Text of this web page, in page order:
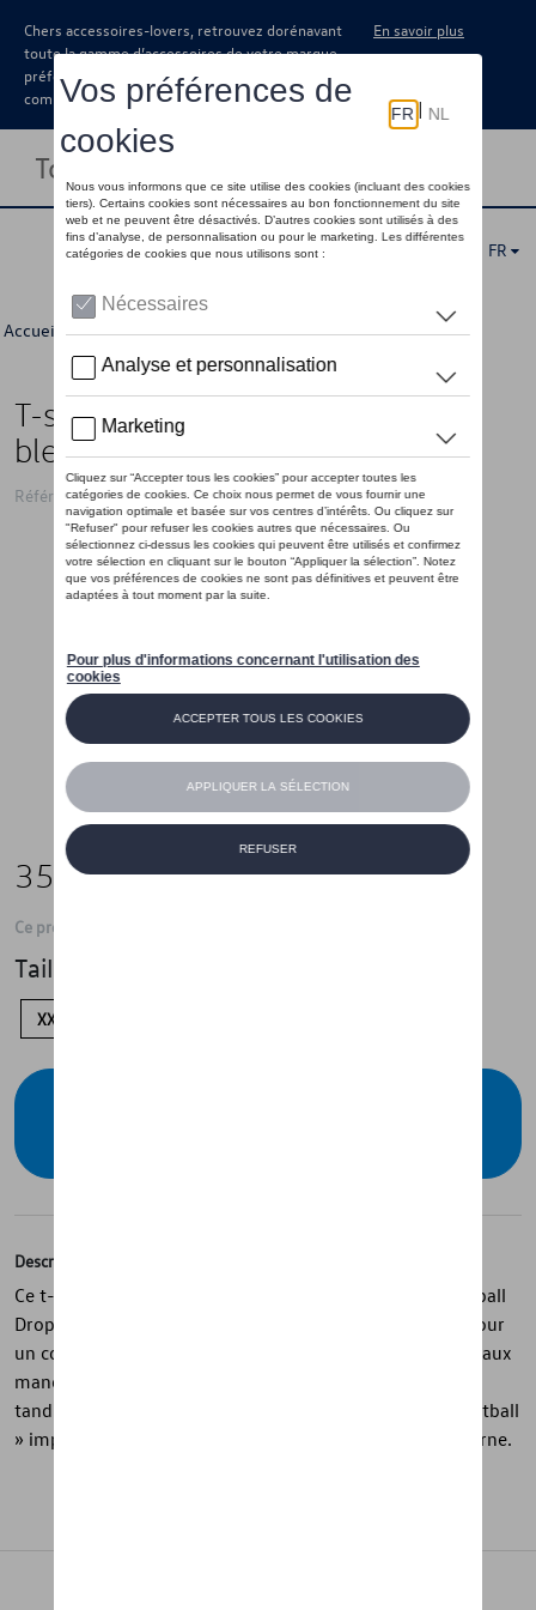
Chers accessoires-lovers, retrouvez dorénavant
toute la gamme d’accessoires de votre marque
préférée sous forme de catalogue à
commander auprès de votre concessionaire.
En savoir plus
Toggle navigation
FR
Accueil >Pour vous >Football Collection > Détail
T-shirt VW « We Drive Football »,
bleu - XL
Référence: 3B6084200D 530
35,01 €
Ce produit n'est actuellement pas de stock
Taille
XXL
Description
Ce t-shirt bleu foncé de la collection Volkswagen « Football
Drop » est confectionné en jersey simple 100 % coton pour
un confort optimal au quotidien. Les bordures blanches aux
manches et à l’encolure apportent une touche sportive,
tandis que le grand logo VW et le slogan « We Drive Football
» imprimés à l’avant créent un look dynamique et moderne.